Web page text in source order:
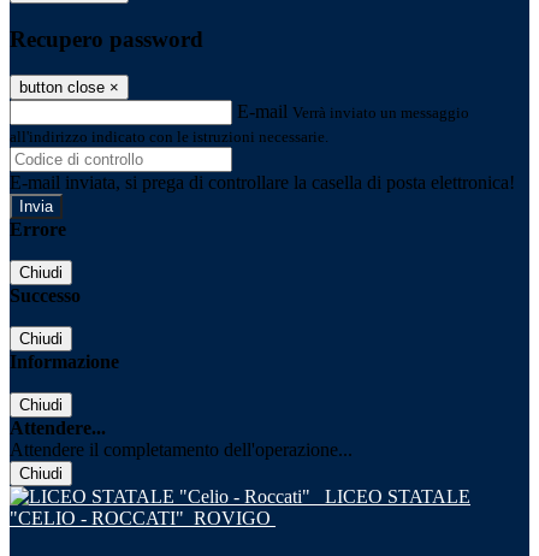
Recupero password
button close ×
E-mail Verrà inviato un messaggio
all'indirizzo indicato con le istruzioni necessarie.
E-mail inviata, si prega di controllare la casella di posta elettronica!
Errore
Chiudi
Successo
Chiudi
Informazione
Chiudi
Attendere...
Attendere il completamento dell'operazione...
Chiudi
LICEO STATALE
"CELIO - ROCCATI" ROVIGO